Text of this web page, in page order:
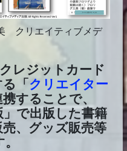
クリエイティブメデ
レジットカード
「クリエイター
携することで、
」で出版した書籍
、グッズ販売等